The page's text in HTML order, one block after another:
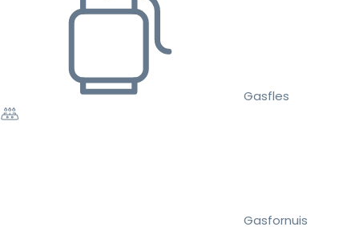
Gasfles
Gasfornuis